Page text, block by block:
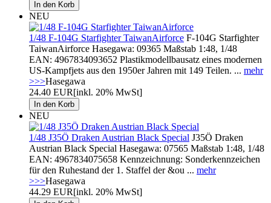
NEU
1/48 F-104G Starfighter TaiwanAirforce F-104G Starfighter
TaiwanAirforce Hasegawa: 09365 Maßstab 1:48, 1/48
EAN: 4967834093652 Plastikmodellbausatz eines modernen
US-Kampfjets aus den 1950er Jahren mit 149 Teilen. ... mehr
>>>Hasegawa
24.40 EUR[inkl. 20% MwSt]
NEU
1/48 J35Ö Draken Austrian Black Special J35Ö Draken
Austrian Black Special Hasegawa: 07565 Maßstab 1:48, 1/48
EAN: 4967834075658 Kennzeichnung: Sonderkennzeichen
für den Ruhestand der 1. Staffel der &ou ... mehr
>>>Hasegawa
44.29 EUR[inkl. 20% MwSt]